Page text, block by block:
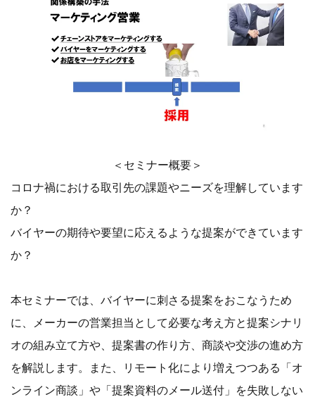
＜セミナー概要＞
コロナ禍における取引先の課題やニーズを理解しています
か？
バイヤーの期待や要望に応えるような提案ができています
か？
本セミナーでは、バイヤーに刺さる提案をおこなうため
に、メーカーの営業担当として必要な考え方と提案シナリ
オの組み立て方や、提案書の作り方、商談や交渉の進め方
を解説します。また、リモート化により増えつつある「オ
ンライン商談」や「提案資料のメール送付」を失敗しない